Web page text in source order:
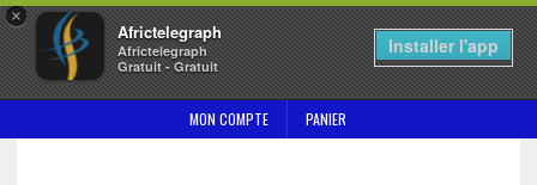
×
Africtelegraph
Africtelegraph
Gratuit - Gratuit
Installer l'app
MON COMPTE PANIER